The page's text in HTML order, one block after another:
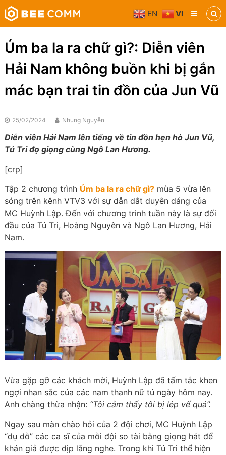
Skip
to
content
Bee
Comm
Truyền
thông
phương
tiện
Úm ba la ra chữ gì?: Diễn viên
Hải Nam không buồn khi bị gắn
mác bạn trai tin đồn của Jun Vũ
25/02/2024 Nhung Nguyễn
Diễn viên Hải Nam lên tiếng về tin đồn hẹn hò Jun Vũ,
Tú Tri đọ giọng cùng Ngô Lan Hương.
[crp]
Tập 2 chương trình Úm ba la ra chữ gì?mùa 5 vừa lên
sóng trên kênh VTV3 với sự dẫn dắt duyên dáng của
MC Huỳnh Lập. Đến với chương trình tuần này là sự đối
đầu của Tú Tri, Hoàng Nguyên và Ngô Lan Hương, Hải
Nam.
Vừa gặp gỡ các khách mời, Huỳnh Lập đã tấm tắc khen
ngợi nhan sắc của các nam thanh nữ tú ngày hôm nay.
Anh chàng thừa nhận: “Tôi cảm thấy tôi bị lép vế quá”.
Ngay sau màn chào hỏi của 2 đội chơi, MC Huỳnh Lập
“dụ dỗ” các ca sĩ của mỗi đội so tài bằng giọng hát để
khán giả được dịp lắng nghe. Trong khi Tú Tri thể hiện
EN VI